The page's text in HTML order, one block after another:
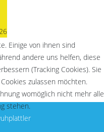
Einige von ihnen sind
andere uns helfen, diese
(Tracking Cookies). Sie
zulassen möchten.
womöglich nicht mehr alle
stehen.